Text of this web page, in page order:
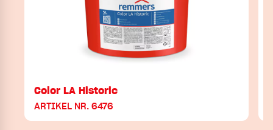
Color LA Historic
ARTIKEL NR. 6476